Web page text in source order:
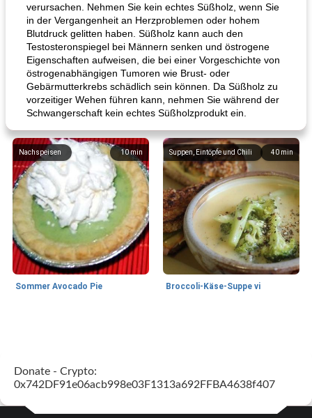
verursachen. Nehmen Sie kein echtes Süßholz, wenn Sie
in der Vergangenheit an Herzproblemen oder hohem
Blutdruck gelitten haben. Süßholz kann auch den
Testosteronspiegel bei Männern senken und östrogene
Eigenschaften aufweisen, die bei einer Vorgeschichte von
östrogenabhängigen Tumoren wie Brust- oder
Gebärmutterkrebs schädlich sein können. Da Süßholz zu
vorzeitiger Wehen führen kann, nehmen Sie während der
Schwangerschaft kein echtes Süßholzprodukt ein.
10min
Nachspeisen
Sommer Avocado Pie
40 min
Suppen, Eintöpfe und Chili
Broccoli-Käse-Suppe vi
Donate - Crypto:
0x742DF91e06acb998e03F1313a692FFBA4638f407